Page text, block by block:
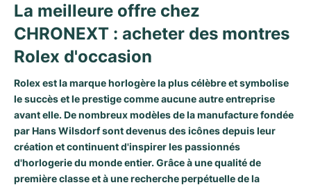
La meilleure offre chez
CHRONEXT : acheter des montres
Rolex d'occasion
Rolex est la marque horlogère la plus célèbre et symbolise
le succès et le prestige comme aucune autre entreprise
avant elle. De nombreux modèles de la manufacture fondée
par Hans Wilsdorf sont devenus des icônes depuis leur
création et continuent d'inspirer les passionnés
d'horlogerie du monde entier. Grâce à une qualité de
première classe et à une recherche perpétuelle de la